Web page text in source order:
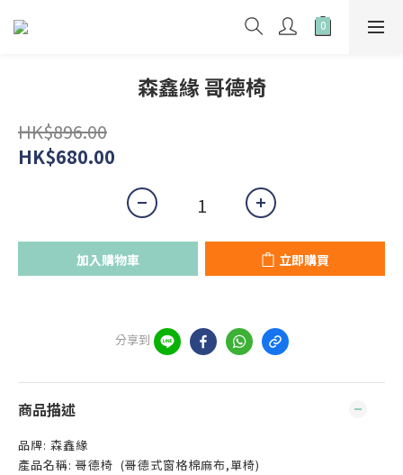
森鑫緣 哥德椅
HK$896.00
HK$680.00
加入購物車 立即購買
分享到
商品描述
品牌: 森鑫緣
產品名稱: 哥德椅 (哥德式窗格棉麻布,單椅)